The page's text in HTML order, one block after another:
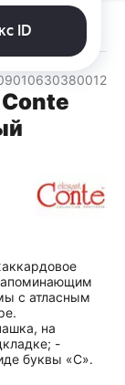
с атласным
на
-
буквы «С».